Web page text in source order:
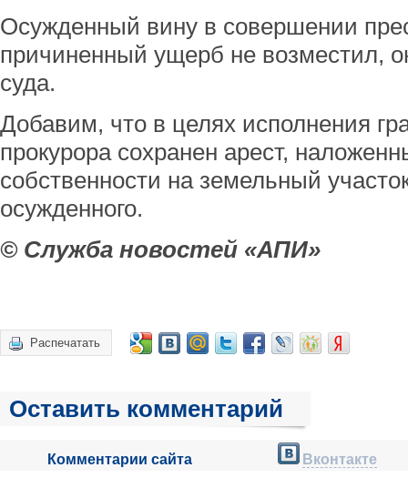
Осужденный вину в совершении
причиненный ущерб не возместил,
суда.
Добавим, что в целях исполнения
прокурора сохранен арест,
собственности на земельный
осужденного.
© Служба новостей «АПИ»
Распечатать
Оставить комментарий
Комментарии сайта Вконтакте